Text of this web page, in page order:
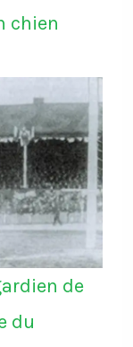
chien
de
du